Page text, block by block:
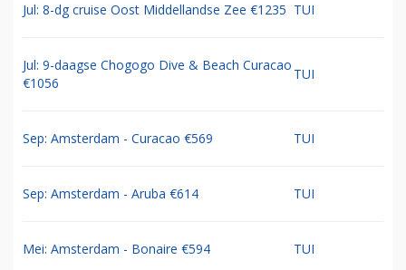
Jul: 8-dg cruise Oost Middellandse Zee €1235 TUI
Jul: 9-daagse Chogogo Dive & Beach Curacao
€1056
TUI
Sep: Amsterdam - Curacao €569 TUI
Sep: Amsterdam - Aruba €614 TUI
Mei: Amsterdam - Bonaire €594 TUI